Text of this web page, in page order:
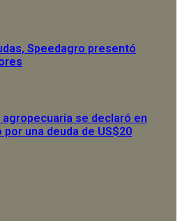
Speedagro presentó
se declaró en
una deuda de US$20